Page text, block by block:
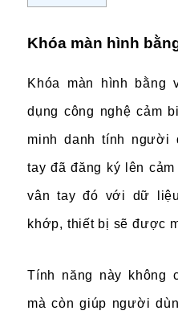
Khóa màn hình
Khóa màn hình bằng
dụng công nghệ cảm
minh danh tính người
tay đã đăng ký lên
vân tay đó với dữ
khớp, thiết bị sẽ được
Tính năng này không
mà còn giúp người